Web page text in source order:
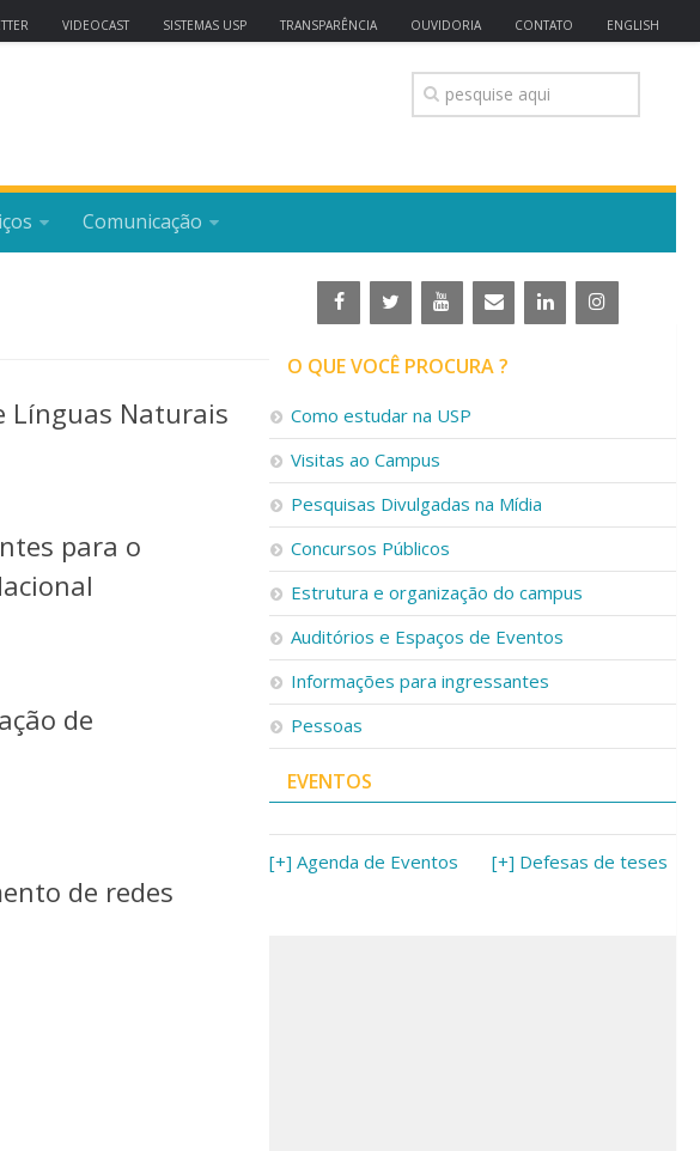
VIDEOCAST SISTEMAS USP TRANSPARÊNCIA OUVIDORIA CONTATO ENGLISH
Comunicação
Línguas Naturais
para o
de
de redes
O QUE VOCÊ PROCURA ?
Como estudar na USP
Visitas ao Campus
Pesquisas Divulgadas na Mídia
Concursos Públicos
Estrutura e organização do campus
Auditórios e Espaços de Eventos
Informações para ingressantes
Pessoas
EVENTOS
[+] Agenda de Eventos [+] Defesas de teses